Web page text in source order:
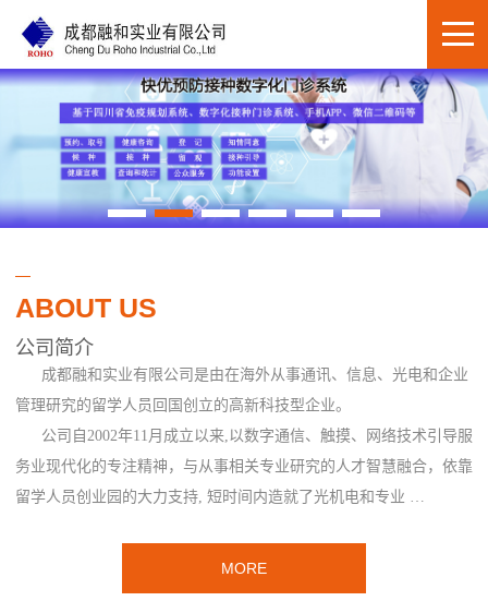
ABOUT US
公司简介
成都融和实业有限公司是由在海外从事通讯、信息、光电和企业
管理研究的留学人员回国创立的高新科技型企业。
公司自2002年11月成立以来,以数字通信、触摸、网络技术引导服
务业现代化的专注精神，与从事相关专业研究的人才智慧融合，依靠
留学人员创业园的大力支持, 短时间内造就了光机电和专业 …
MORE